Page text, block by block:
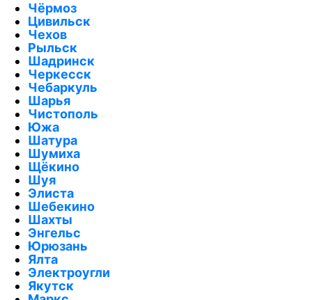
Чёрмоз
Цивильск
Чехов
Рыльск
Шадринск
Черкесск
Чебаркуль
Шарья
Чистополь
Южа
Шатура
Шумиха
Щёкино
Шуя
Элиста
Шебекино
Шахты
Энгельс
Юрюзань
Ялта
Электроугли
Якутск